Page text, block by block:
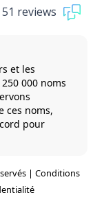
51 reviews
et les
000 noms
ces noms,
pour
| Conditions